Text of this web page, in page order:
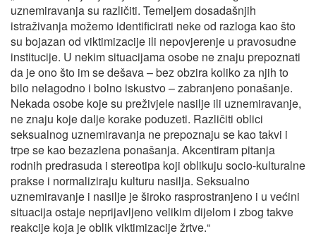
uznemiravanja su različiti. Temeljem dosadašnjih
istraživanja možemo identificirati neke od razloga kao što
su bojazan od viktimizacije ili nepovjerenje u pravosudne
institucije. U nekim situacijama osobe ne znaju prepoznati
da je ono što im se dešava – bez obzira koliko za njih to
bilo nelagodno i bolno iskustvo – zabranjeno ponašanje.
Nekada osobe koje su preživjele nasilje ili uznemiravanje,
ne znaju koje dalje korake poduzeti. Različiti oblici
seksualnog uznemiravanja ne prepoznaju se kao takvi i
trpe se kao bezazlena ponašanja. Akcentiram pitanja
rodnih predrasuda i stereotipa koji oblikuju socio-kulturalne
prakse i normaliziraju kulturu nasilja. Seksualno
uznemiravanje i nasilje je široko rasprostranjeno i u većini
situacija ostaje neprijavljeno velikim dijelom i zbog takve
reakcije koja je oblik viktimizacije žrtve.“